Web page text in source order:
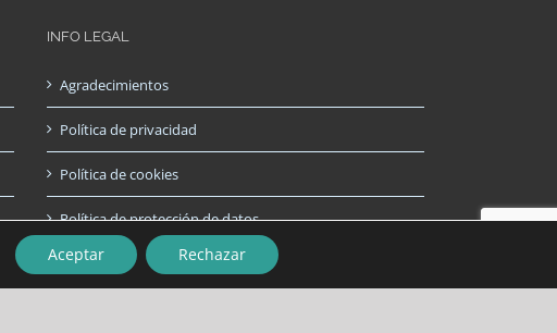
INFO LEGAL
Agradecimientos
Política de privacidad
Política de cookies
Política de protección de datos
Aceptar Rechazar